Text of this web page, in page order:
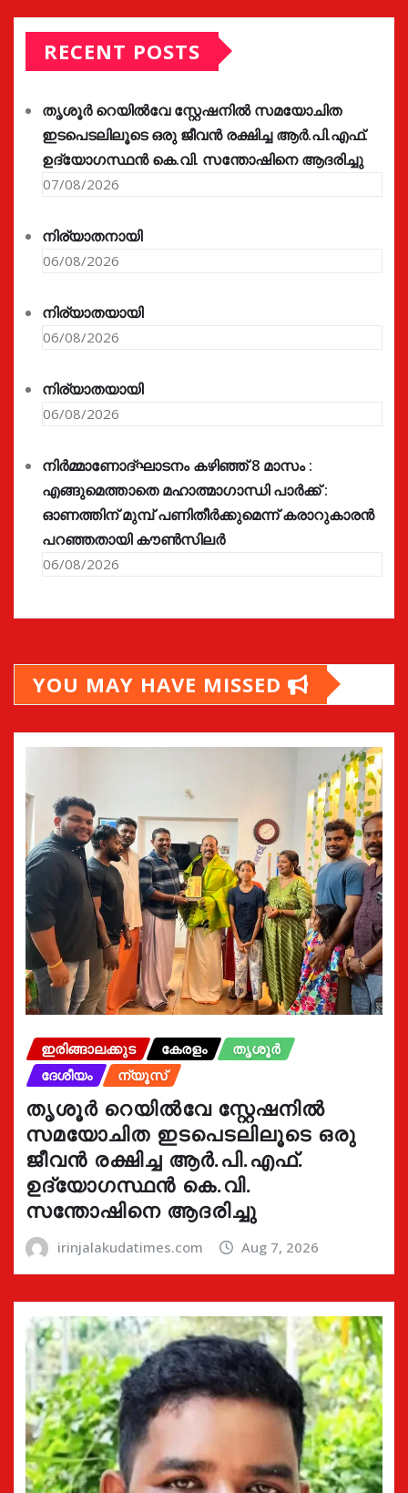
RECENT POSTS
തൃശൂർ റെയിൽവേ സ്റ്റേഷനിൽ സമയോചിത
ഇടപെടലിലൂടെ ഒരു ജീവൻ രക്ഷിച്ച ആർ.പി.എഫ്.
ഉദ്യോഗസ്ഥൻ കെ.വി. സന്തോഷിനെ ആദരിച്ചു
07/08/2026
നിര്യാതനായി
06/08/2026
നിര്യാതയായി
06/08/2026
നിര്യാതയായി
06/08/2026
നിർമ്മാണോദ്ഘാടനം കഴിഞ്ഞ് 8 മാസം :
എങ്ങുമെത്താതെ മഹാത്മാഗാന്ധി പാർക്ക് :
ഓണത്തിന് മുമ്പ് പണിതീർക്കുമെന്ന് കരാറുകാരൻ
പറഞ്ഞതായി കൗൺസിലർ
06/08/2026
YOU MAY HAVE MISSED
ഇരിങ്ങാലക്കുട കേരളം
തൃശൂർ
ദേശീയം
ന്യൂസ്
തൃശൂർ റെയിൽവേ സ്റ്റേഷനിൽ
സമയോചിത ഇടപെടലിലൂടെ ഒരു
ജീവൻ രക്ഷിച്ച ആർ.പി.എഫ്.
ഉദ്യോഗസ്ഥൻ കെ.വി.
സന്തോഷിനെ ആദരിച്ചു
irinjalakudatimes.com Aug 7, 2026